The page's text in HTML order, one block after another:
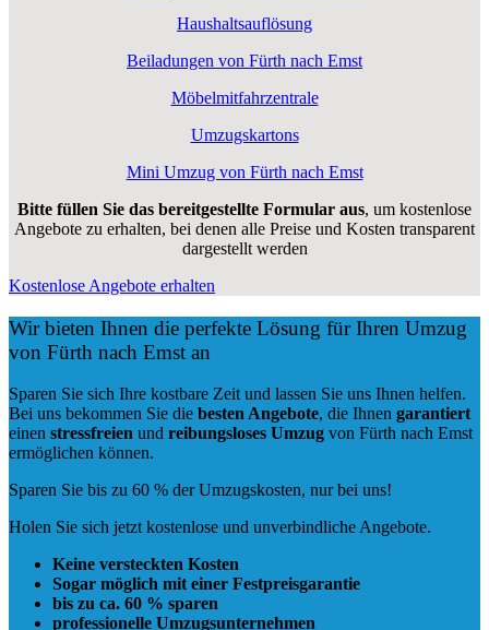
Haushaltsauflösung
Beiladungen von Fürth nach Emst
Möbelmitfahrzentrale
Umzugskartons
Mini Umzug von Fürth nach Emst
Bitte füllen Sie das bereitgestellte Formular aus, um kostenlose
Angebote zu erhalten, bei denen alle Preise und Kosten transparent
dargestellt werden
Kostenlose Angebote erhalten
Wir bieten Ihnen die perfekte Lösung für Ihren Umzug
von Fürth nach Emst an
Sparen Sie sich Ihre kostbare Zeit und lassen Sie uns Ihnen helfen.
Bei uns bekommen Sie die besten Angebote, die Ihnen garantiert
einen stressfreien und reibungsloses Umzug von Fürth nach Emst
ermöglichen können.
Sparen Sie bis zu 60 % der Umzugskosten, nur bei uns!
Holen Sie sich jetzt kostenlose und unverbindliche Angebote.
Keine versteckten Kosten
Sogar möglich mit einer Festpreisgarantie
bis zu ca. 60 % sparen
professionelle Umzugsunternehmen